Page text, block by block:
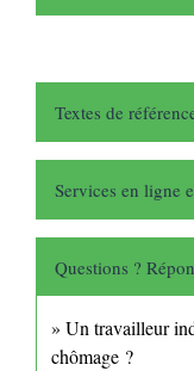
Textes de
Services en ligne
Questions ?
Un travailleur
chômage ?